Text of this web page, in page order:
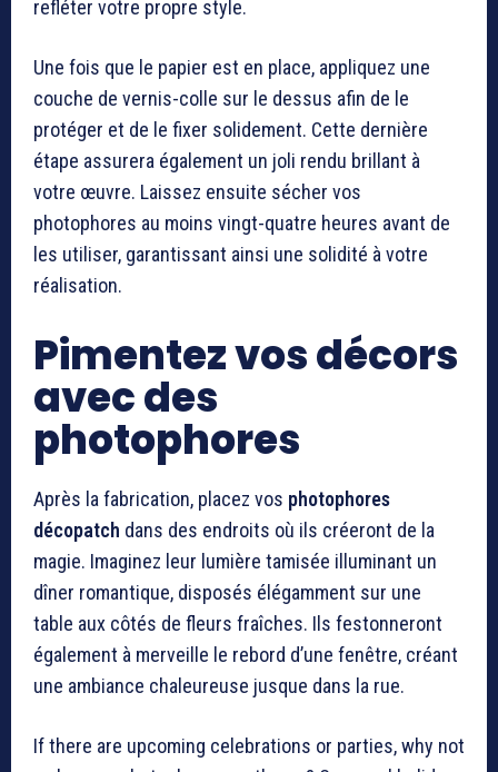
refléter votre propre style.
Une fois que le papier est en place, appliquez une
couche de vernis-colle sur le dessus afin de le
protéger et de le fixer solidement. Cette dernière
étape assurera également un joli rendu brillant à
votre œuvre. Laissez ensuite sécher vos
photophores au moins vingt-quatre heures avant de
les utiliser, garantissant ainsi une solidité à votre
réalisation.
Pimentez vos décors
avec des
photophores
Après la fabrication, placez vos photophores
décopatch dans des endroits où ils créeront de la
magie. Imaginez leur lumière tamisée illuminant un
dîner romantique, disposés élégamment sur une
table aux côtés de fleurs fraîches. Ils festonneront
également à merveille le rebord d’une fenêtre, créant
une ambiance chaleureuse jusque dans la rue.
If there are upcoming celebrations or parties, why not